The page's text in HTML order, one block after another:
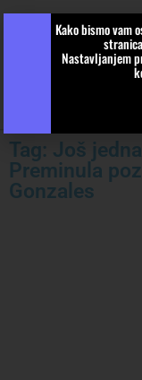
Tag: Još
Preminula
Gonzales
Kako bismo vam
Nastavljanjem